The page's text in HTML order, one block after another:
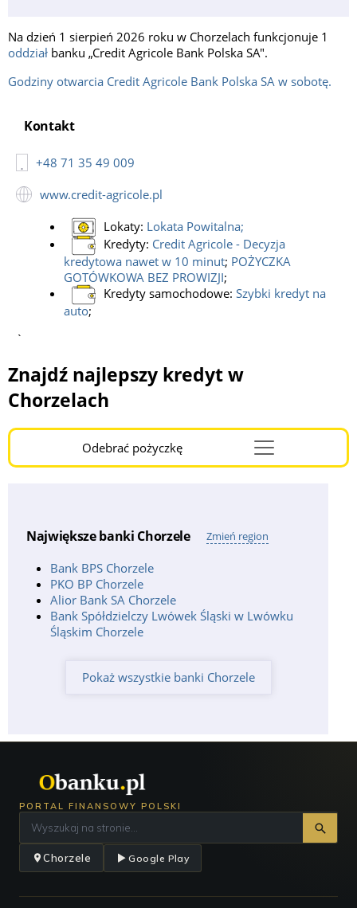
Na dzień 1 sierpień 2026 roku w Chorzelach funkcjonuje 1
oddział banku „Credit Agricole Bank Polska SA".
Godziny otwarcia Credit Agricole Bank Polska SA w sobotę.
Kontakt
+48 71 35 49 009
www.credit-agricole.pl
Lokaty: Lokata Powitalna;
Kredyty: Credit Agricole - Decyzja
kredytowa nawet w 10 minut; POŻYCZKA
GOTÓWKOWA BEZ PROWIZJI;
Kredyty samochodowe: Szybki kredyt na
auto;
`
Znajdź najlepszy kredyt w
Chorzelach
Odebrać pożyczkęMenu
Burger
Największe banki Chorzele Zmień region
Bank BPS Chorzele
PKO BP Chorzele
Alior Bank SA Chorzele
Bank Spółdzielczy Lwówek Śląski w Lwówku
Śląskim Chorzele
Pokaż wszystkie banki Chorzele
PORTAL FINANSOWY POLSKI
Chorzele Google Play